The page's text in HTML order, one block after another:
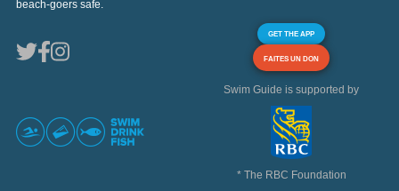
beach-goers safe.
GET THE APP
FAITES UN DON
Swim Guide is supported by
* The RBC Foundation